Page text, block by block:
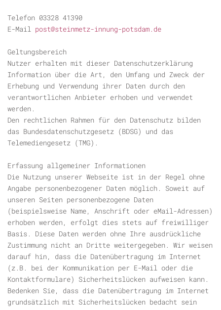
Telefon 03328 41390
E-Mail post@steinmetz-innung-potsdam.de
Geltungsbereich
Nutzer erhalten mit dieser Datenschutzerklärung
Information über die Art, den Umfang und Zweck der
Erhebung und Verwendung ihrer Daten durch den
verantwortlichen Anbieter erhoben und verwendet
werden.
Den rechtlichen Rahmen für den Datenschutz bilden
das Bundesdatenschutzgesetz (BDSG) und das
Telemediengesetz (TMG).
Erfassung allgemeiner Informationen
Die Nutzung unserer Webseite ist in der Regel ohne
Angabe personenbezogener Daten möglich. Soweit auf
unseren Seiten personenbezogene Daten
(beispielsweise Name, Anschrift oder eMail-Adressen)
erhoben werden, erfolgt dies stets auf freiwilliger
Basis. Diese Daten werden ohne Ihre ausdrückliche
Zustimmung nicht an Dritte weitergegeben. Wir weisen
darauf hin, dass die Datenübertragung im Internet
(z.B. bei der Kommunikation per E-Mail oder die
Kontaktformulare) Sicherheitslücken aufweisen kann.
Bedenken Sie, dass die Datenübertragung im Internet
grundsätzlich mit Sicherheitslücken bedacht sein